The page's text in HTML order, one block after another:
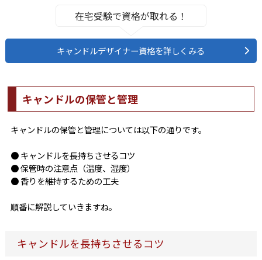
在宅受験で資格が取れる！
キャンドルデザイナー資格を詳しくみる
キャンドルの保管と管理
キャンドルの保管と管理については以下の通りです。
● キャンドルを長持ちさせるコツ
● 保管時の注意点（温度、湿度）
● 香りを維持するための工夫
順番に解説していきますね。
キャンドルを長持ちさせるコツ